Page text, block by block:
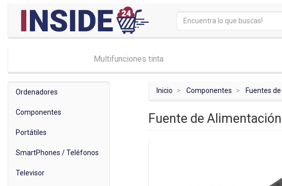
Multifunciones tinta
Ordenadores
Componentes
Portátiles
SmartPhones / Teléfonos
Televisor
Inicio Componentes Fuentes
Fuente de